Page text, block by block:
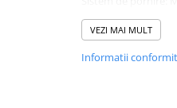
Dispozitive de imprastiat si
Combustibil:
Capacitate rezervor
Capacitate baie
VEZI MAI MULT
Informatii